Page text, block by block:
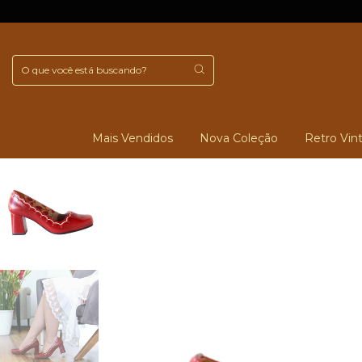
Mais Vendidos Nova Coleção Retro